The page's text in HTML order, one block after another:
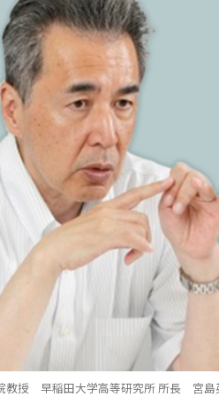
教授 早稲田大学高等研究所 所長 宮島